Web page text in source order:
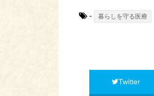
- 暮らしを守る医療
Twitter